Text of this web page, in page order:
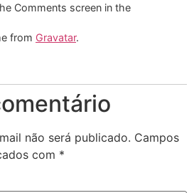
Comments screen in the
from Gravatar.
não será publicado. Campos
com *